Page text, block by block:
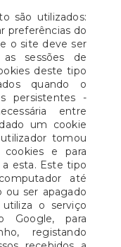
são utilizados:
preferências do
o site deve ser
sessões de
deste tipo
quando o
persistentes -
entre
um cookie
tomou
e para
esta. Este tipo
até
ou ser apagado
o serviço
Google, para
registando